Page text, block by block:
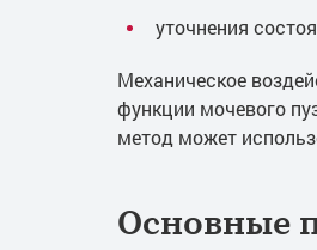
уточнения
Механическое
функции мочевого
метод может
Основные